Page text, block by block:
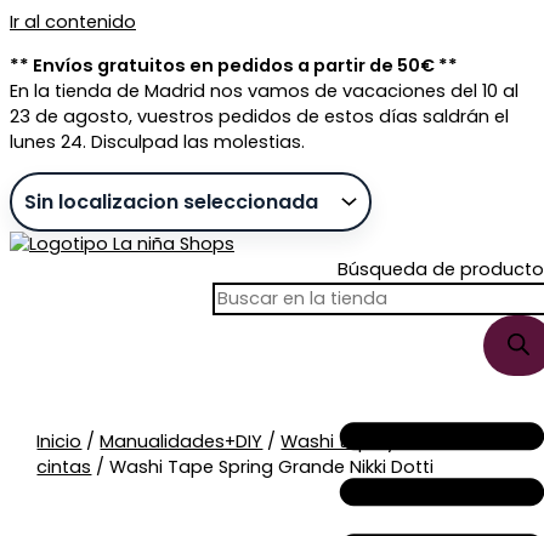
Ir al contenido
** Envíos gratuitos en pedidos a partir de 50€ **
En la tienda de Madrid nos vamos de vacaciones del 10 al
23 de agosto, vuestros pedidos de estos días saldrán el
lunes 24. Disculpad las molestias.
Búsqueda de
Inicio /Manualidades+DIY /Washi tape y
cintas / Washi Tape Spring Grande Nikki Dotti